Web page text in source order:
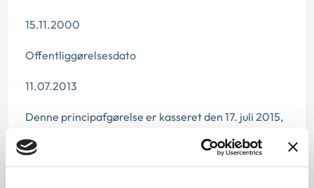
15.11.2000
Offentliggørelsesdato
11.07.2013
Denne principafgørelse er kasseret den 17. juli 2015,
15.